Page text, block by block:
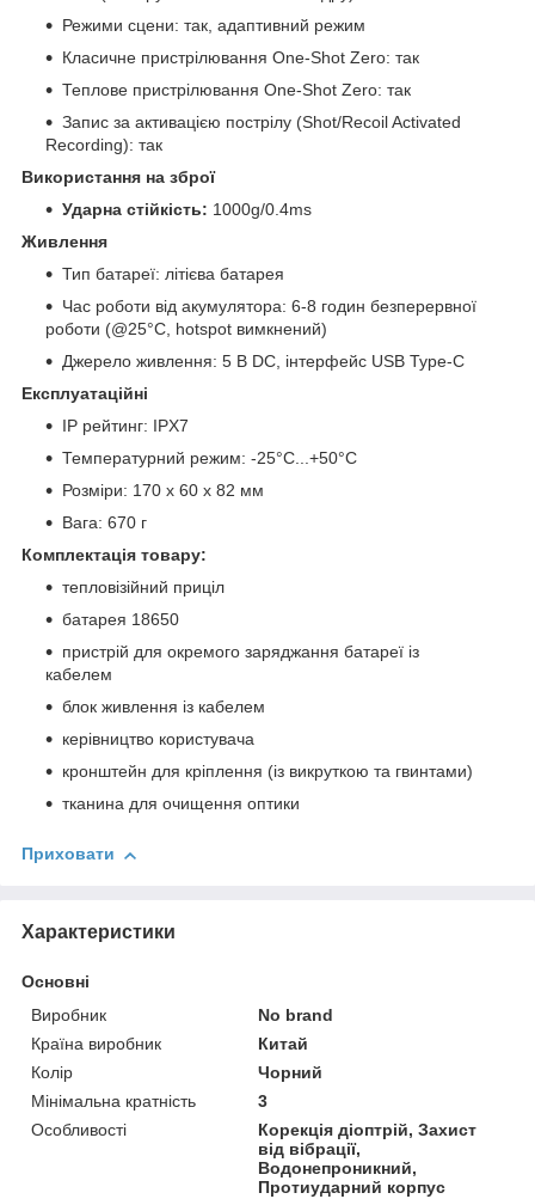
Режими сцени: так, адаптивний режим
Класичне пристрілювання One-Shot Zero: так
Теплове пристрілювання One-Shot Zero: так
Запис за активацією пострілу (Shot/Recoil Activated
Recording): так
Використання на зброї
Ударна стійкість: 1000g/0.4ms
Живлення
Тип батареї: літієва батарея
Час роботи від акумулятора: 6-8 годин безперервної
роботи (@25°C, hotspot вимкнений)
Джерело живлення: 5 В DC, інтерфейс USB Type-C
Експлуатаційні
IP рейтинг: IPX7
Температурний режим: -25°C...+50°C
Розміри: 170 x 60 x 82 мм
Вага: 670 г
Комплектація товару:
тепловізійний приціл
батарея 18650
пристрій для окремого заряджання батареї із
кабелем
блок живлення із кабелем
керівництво користувача
кронштейн для кріплення (із викруткою та гвинтами)
тканина для очищення оптики
Приховати
Характеристики
Основні
Виробник
No brand
Країна виробник
Китай
Колір
Чорний
Мінімальна кратність
3
Особливості
Корекція діоптрій, Захист
від вібрації,
Водонепроникний,
Протиударний корпус